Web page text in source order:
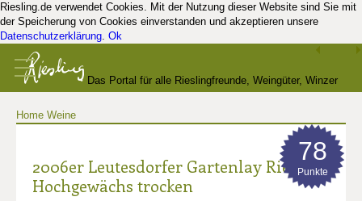
Riesling.de verwendet Cookies. Mit der Nutzung dieser Website sind Sie mit
der Speicherung von Cookies einverstanden und akzeptieren unsere
Datenschutzerklärung. Ok
Das Portal für alle Rieslingfreunde, Weingüter, Winzer
Home Weine
2006er Leutesdorfer Gartenlay Riesling
Hochgewächs trocken
78
Punkte